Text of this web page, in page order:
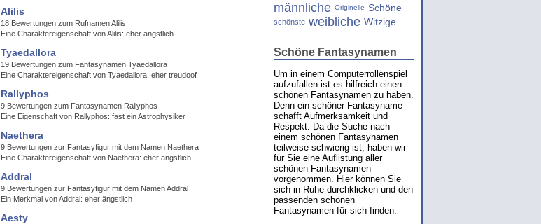
Alilis
18 Bewertungen zum Rufnamen Alilis
Eine Charaktereigenschaft von Alilis: eher ängstlich
Tyaedallora
19 Bewertungen zum Fantasynamen Tyaedallora
Eine Charaktereigenschaft von Tyaedallora: eher treudoof
Rallyphos
9 Bewertungen zum Fantasynamen Rallyphos
Eine Eigenschaft von Rallyphos: fast ein Astrophysiker
Naethera
9 Bewertungen zur Fantasyfigur mit dem Namen Naethera
Eine Charaktereigenschaft von Naethera: eher ängstlich
Addral
9 Bewertungen zur Fantasyfigur mit dem Namen Addral
Ein Merkmal von Addral: eher ängstlich
Aesty
männliche Originelle Schöne
schönste weibliche Witzige
Schöne Fantasynamen
Um in einem Computerrollenspiel
aufzufallen ist es hilfreich einen
schönen Fantasynamen zu haben.
Denn ein schöner Fantasyname
schafft Aufmerksamkeit und
Respekt. Da die Suche nach
einem schönen Fantasynamen
teilweise schwierig ist, haben wir
für Sie eine Auflistung aller
schönen Fantasynamen
vorgenommen. Hier können Sie
sich in Ruhe durchklicken und den
passenden schönen
Fantasynamen für sich finden.